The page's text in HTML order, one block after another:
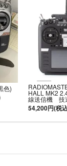
色)
HALL MK2
線送信機 技
54,200円(税